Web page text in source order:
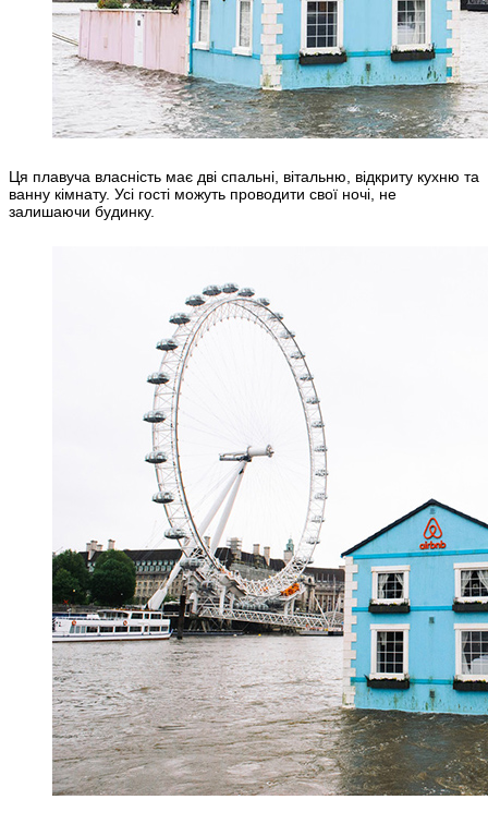
Ця плавуча власність має дві спальні, вітальню, відкриту кухню та
ванну кімнату. Усі гості можуть проводити свої ночі, не
залишаючи будинку.